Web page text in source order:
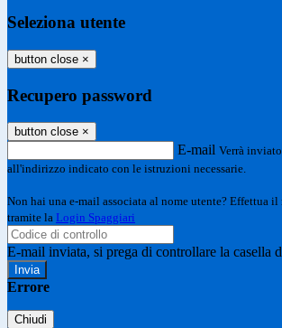
Seleziona utente
button close ×
Recupero password
button close ×
E-mail Verrà
all'indirizzo indicato con le istruzioni necessarie.
Non hai una e-mail associata al nome utente? Effettua il
tramite la Login Spaggiari
E-mail inviata, si prega di controllare la casella
Errore
Chiudi